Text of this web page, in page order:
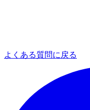
よくある質問に戻る